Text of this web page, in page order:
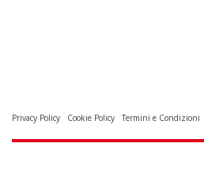
Privacy Policy Cookie Policy Termini e Condizioni